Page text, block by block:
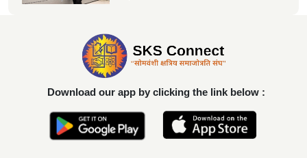
दिलीप हरीचंद्र वर्तक चटाळे यांचे एलएलबी परीक्षेत
यश
Achievements
कु. आलाप किशोर सावे, आपल्या अथक परिश्रम व
गुणवत्तेवर यशस्वीर...
Achievements
Download our app by clicking the link below :